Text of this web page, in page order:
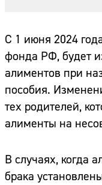
С 1 июня 2024
фонда РФ, будет
алиментов при
пособия.
тех родителей,
алименты на
В случаях, когда
брака